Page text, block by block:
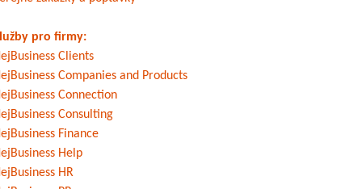
pro firmy:
Clients
Companies and Products
Connection
Consulting
Finance
Help
HR